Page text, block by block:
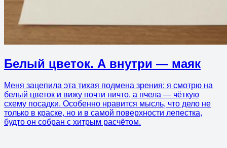
Белый цветок. А внутри — маяк
Меня зацепила эта тихая подмена зрения: я смотрю на
белый цветок и вижу почти ничто, а пчела — чёткую
схему посадки. Особенно нравится мысль, что дело не
только в краске, но и в самой поверхности лепестка,
будто он собран с хитрым расчётом.